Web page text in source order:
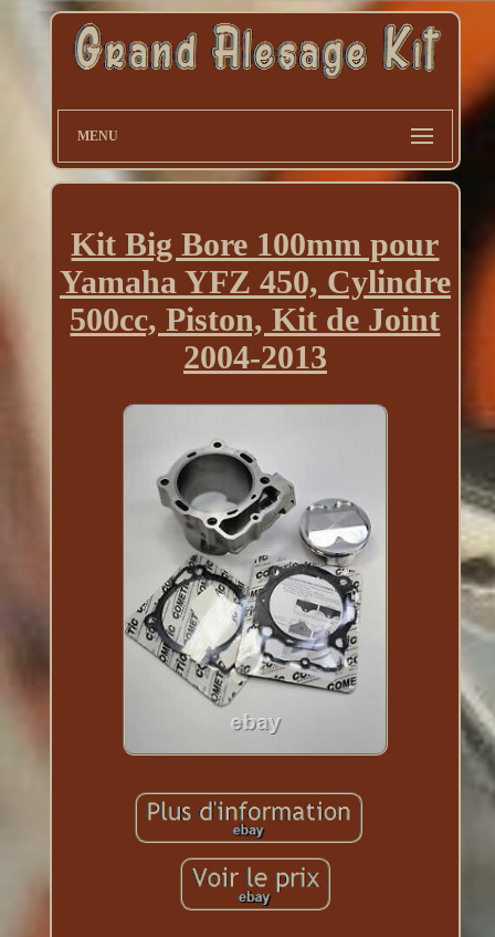
MENU
Kit Big Bore 100mm pour
Yamaha YFZ 450, Cylindre
500cc, Piston, Kit de Joint
2004-2013